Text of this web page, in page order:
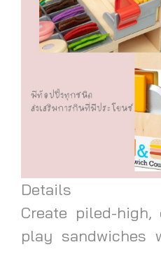
Details
Create piled-
play sandwiches